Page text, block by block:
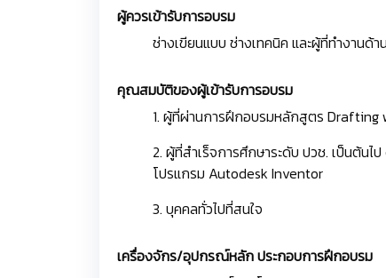
ผู้ควรเข้ารับการอบรม
ช่างเขียนแบบ ช่างเทคนิค และผู้ที่ทำงานด้
คุณสมบัติของผู้เข้ารับการอบรม
1. ผู้ที่ผ่านการฝึกอบรมหลักสูตร Drafting
2. ผู้ที่สำเร็จการศึกษาระดับ ปวช. เป็นต้น
โปรแกรม Autodesk Inventor
3. บุคคลทั่วไปที่สนใจ
เครื่องจักร/อุปกรณ์หลัก ประกอบการฝึกอบรม